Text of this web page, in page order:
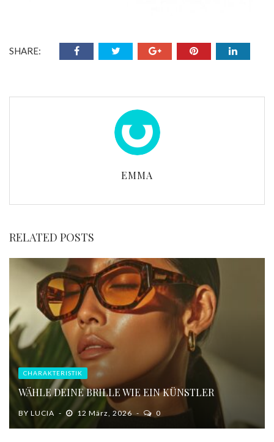
SHARE:
EMMA
RELATED POSTS
CHARAKTERISTIK
WÄHLE DEINE BRILLE WIE EIN KÜNSTLER
BY LUCIA 12 März, 2026 0